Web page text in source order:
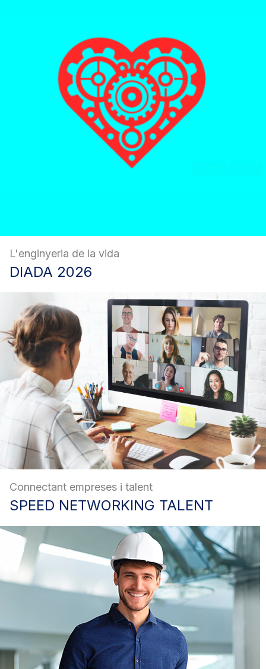
L'enginyeria de la vida
DIADA 2026
Connectant empreses i talent
SPEED NETWORKING TALENT